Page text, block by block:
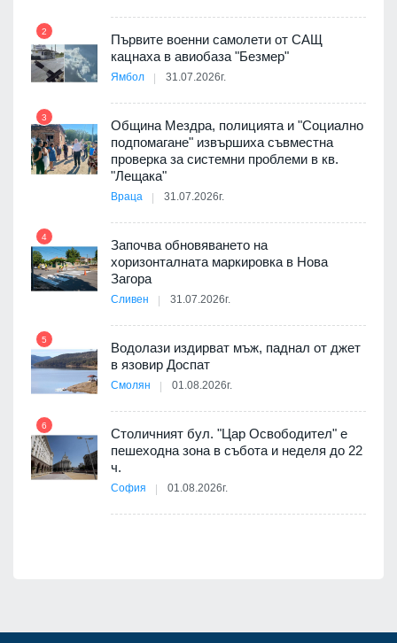
2
Първите военни самолети от САЩ
кацнаха в авиобаза "Безмер"
Ямбол 31.07.2026г.
3
Община Мездра, полицията и "Социално
подпомагане" извършиха съвместна
проверка за системни проблеми в кв.
"Лещака"
Враца 31.07.2026г.
4
Започва обновяването на
хоризонталната маркировка в Нова
Загора
Сливен 31.07.2026г.
5
Водолази издирват мъж, паднал от джет
в язовир Доспат
Смолян 01.08.2026г.
6
Столичният бул. "Цар Освободител" е
пешеходна зона в събота и неделя до 22
ч.
София 01.08.2026г.